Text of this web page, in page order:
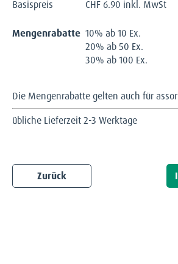
Basispreis CHF 6.90 inkl. MwSt
Mengenrabatte 10% ab 10 Ex.
20% ab 50 Ex.
30% ab 100 Ex.
Die Mengenrabatte gelten auch für
übliche Lieferzeit 2-3 Werktage
Zurück